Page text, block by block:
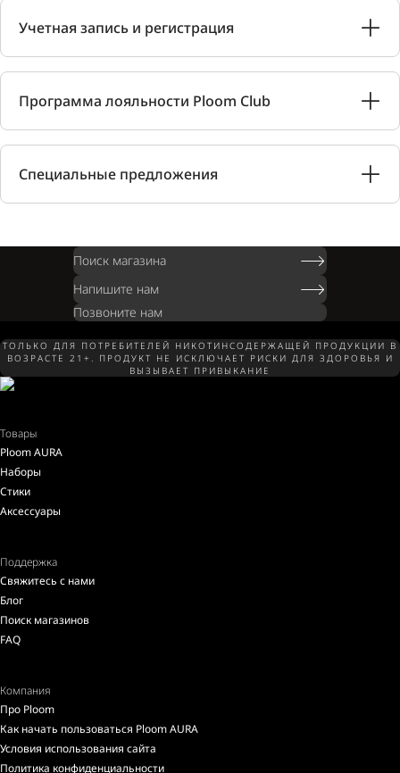
Учетная запись и регистрация
Программа лояльности Ploom Club
Специальные предложения
Поиск магазина
Напишите нам
Позвоните нам
ТОЛЬКО ДЛЯ ПОТРЕБИТЕЛЕЙ НИКОТИНСОДЕРЖАЩЕЙ ПРОДУКЦИИ В
ВОЗРАСТЕ 21+. ПРОДУКТ НЕ ИСКЛЮЧАЕТ РИСКИ ДЛЯ ЗДОРОВЬЯ И
ВЫЗЫВАЕТ ПРИВЫКАНИЕ
Товары
Ploom AURA
Наборы
Стики
Аксессуары
Поддержка
Свяжитесь с нами
Блог
Поиск магазинов
FAQ
Компания
Про Ploom
Как начать пользоваться Ploom AURA
Условия использования сайта
Политика конфиденциальности